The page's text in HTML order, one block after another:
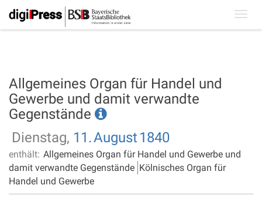
Allgemeines Organ für Handel und
Gewerbe und damit verwandte
Gegenstände
Dienstag, 11.August 1840
enthält: Allgemeines Organ für Handel und Gewerbe und
damit verwandte Gegenstände Kölnisches Organ für
Handel und Gewerbe